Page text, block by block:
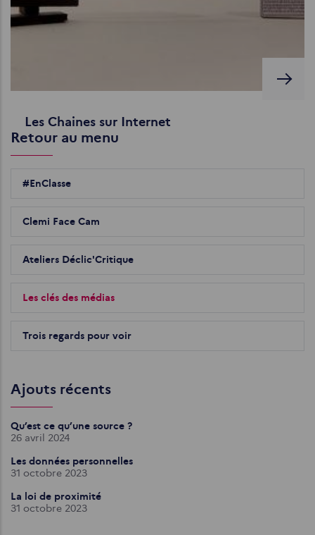
Les Chaines sur Internet
Retour au menu
#EnClasse
Clemi Face Cam
Ateliers Déclic'Critique
Les clés des médias
Trois regards pour voir
Ajouts récents
Qu’est ce qu’une source ?
26 avril 2024
Les données personnelles
31 octobre 2023
La loi de proximité
31 octobre 2023